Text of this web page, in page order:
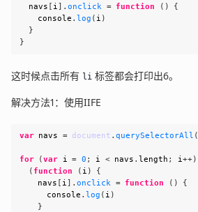
  navs
[ i] .onclick = function ( )
{
console .log ( i )
}
}
这时候点击所有 li 标签都会打印出6。
解决方法1：使用IIFE
var navs = document .querySelectorAll (
for (var i = 0 ; i < navs .length ; i++)
( function ( i )
{
    navs
[ i] .onclick = function ( )
{
console .log ( i )
}